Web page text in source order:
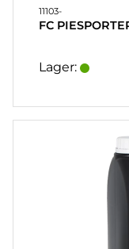
11103-
FC
Lager: